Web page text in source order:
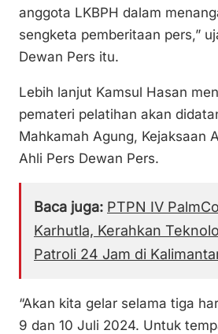
anggota LKBPH dalam
sengketa pemberitaan pers,”
Dewan Pers itu.
Lebih lanjut Kamsul Hasan
pemateri pelatihan akan
Mahkamah Agung, Kejaksaan
Ahli Pers Dewan Pers.
Baca juga: PTPN IV
Karhutla, Kerahkan
Patroli 24 Jam di
“Akan kita gelar selama tiga
9 dan 10 Juli 2024. Untuk